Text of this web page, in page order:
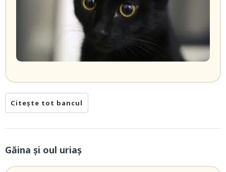
Citește tot bancul
Găina şi oul uriaş